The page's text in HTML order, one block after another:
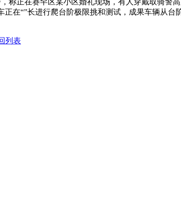
称正在赛罕区某小区婚礼现场，有人穿戴取骑警
在“”长进行爬台阶极限挑和测试，成果车辆从台
列表